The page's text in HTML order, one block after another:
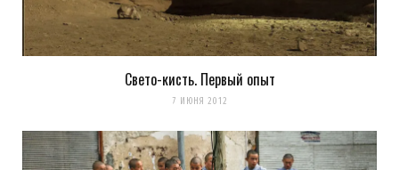
Свето-кисть. Первый опыт
7 ИЮНЯ 2012